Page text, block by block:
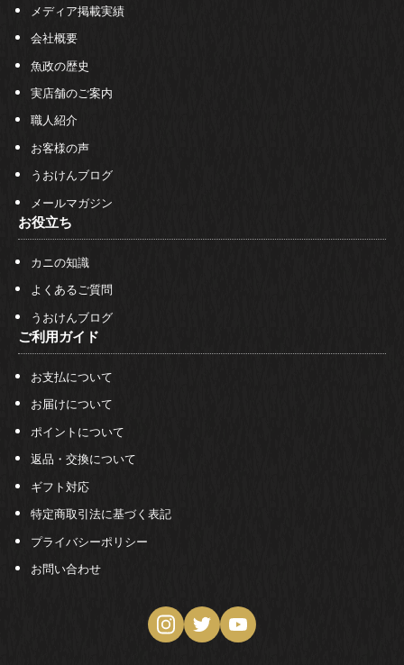
メディア掲載実績
会社概要
魚政の歴史
実店舗のご案内
職人紹介
お客様の声
うおけんブログ
メールマガジン
お役立ち
カニの知識
よくあるご質問
うおけんブログ
ご利用ガイド
お支払について
お届けについて
ポイントについて
返品・交換について
ギフト対応
特定商取引法に基づく表記
プライバシーポリシー
お問い合わせ